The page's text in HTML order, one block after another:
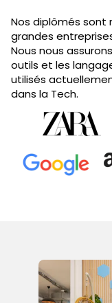
Nos diplômés
grandes
Nous nous
outils et les
utilisés
dans la Tech.